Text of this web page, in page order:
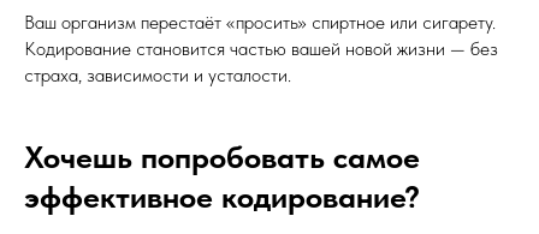
Ваш организм перестаёт «просить» спиртное или сигарету.
Кодирование становится частью вашей новой жизни — без
страха, зависимости и усталости.
Хочешь попробовать самое
эффективное кодирование?